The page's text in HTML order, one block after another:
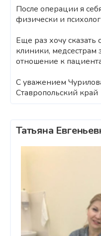
После операции я
физически и
Еще раз хочу сказать
клиники, медсестрам
отношение к
С уважением
Ставропольский край
Татьяна